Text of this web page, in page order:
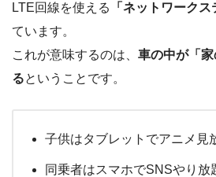
LTE回線を使える
「ネットワークス
ています。
これが意味するのは、 車の中が「
るということです。
子供はタブレットでアニメ見
同乗者はスマホでSNSやり放